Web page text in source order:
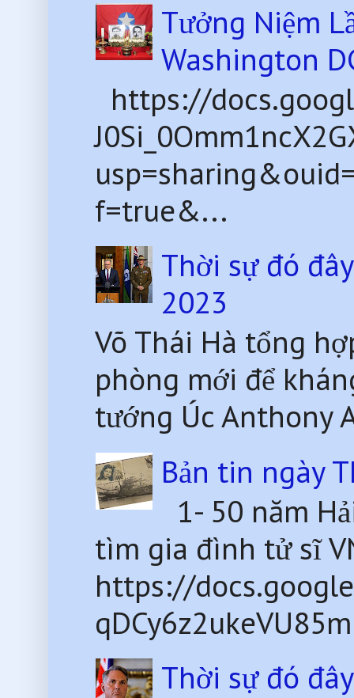
Tưởng Niệm
Washington
https://
f=true&...
Thời sự đó
2023
Võ Thái Hà tổng
phòng mới để
tướng Úc Anthony
Bản tin ngày
1- 50 năm
tìm gia đình tử sĩ
https://
Thời sự đó